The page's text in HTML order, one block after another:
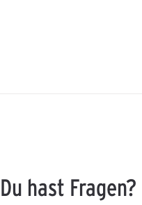
Du hast Fragen?